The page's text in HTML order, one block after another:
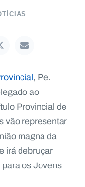
, Pe.
ao
Provincial de
vão representar
magna da
irá debruçar
os Jovens